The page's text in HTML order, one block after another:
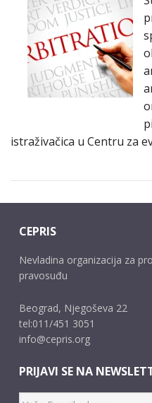
istraživačica u Centru za
CEPRIS
Nevladina organizacija za
pravosuđu
Beograd, Njegoševa 22
tel:011/451 3051
info@cepris.org
PRIJAVI SE NA